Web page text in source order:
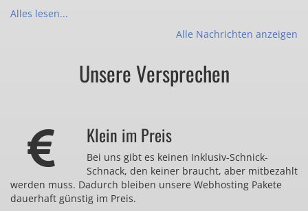
Alles lesen...
Alle Nachrichten anzeigen
Unsere Versprechen
Klein im Preis
Bei uns gibt es keinen Inklusiv-Schnick-
Schnack, den keiner braucht, aber mitbezahlt
werden muss. Dadurch bleiben unsere Webhosting Pakete
dauerhaft günstig im Preis.